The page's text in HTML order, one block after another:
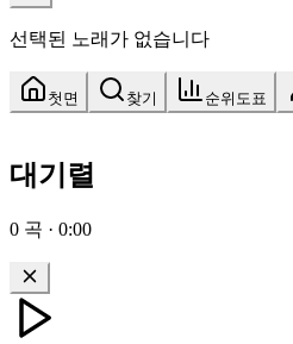
선택된 노래가 없습니다
첫면 찾기 순위도표
대기렬
0 곡 · 0:00